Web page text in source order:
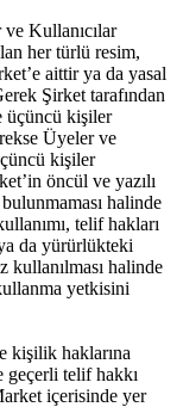
Kullanıcılar
her türlü resim,
aittir ya da yasal
Şirket tarafından
üçüncü kişiler
Üyeler ve
kişiler
öncül ve yazılı
halinde
telif hakları
da yürürlükteki
kullanılması halinde
yetkisini
kişilik haklarına
geçerli telif hakkı
içerisinde yer